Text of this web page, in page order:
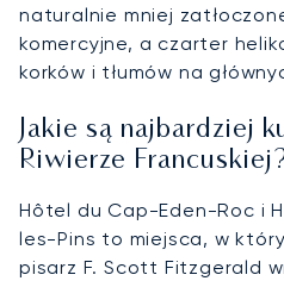
naturalnie mniej
komercyjne, a czarter
korków i tłumów na
Jakie są najbardziej
Riwierze
Hôtel du Cap-Eden-Roc i
les-Pins to miejsca, w
pisarz F. Scott Fitzgerald